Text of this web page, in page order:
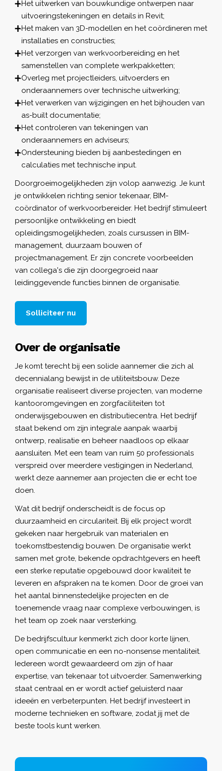
Het uitwerken van bouwkundige ontwerpen naar
uitvoeringstekeningen en details in Revit;
Het maken van 3D-modellen en het coördineren met
installaties en constructies;
Het verzorgen van werkvoorbereiding en het
samenstellen van complete werkpakketten;
Overleg met projectleiders, uitvoerders en
onderaannemers over technische uitwerking;
Het verwerken van wijzigingen en het bijhouden van
as-built documentatie;
Het controleren van tekeningen van
onderaannemers en adviseurs;
Ondersteuning bieden bij aanbestedingen en
calculaties met technische input.
Doorgroeimogelijkheden zijn volop aanwezig. Je kunt
je ontwikkelen richting senior tekenaar, BIM-
coördinator of werkvoorbereider. Het bedrijf stimuleert
persoonlijke ontwikkeling en biedt
opleidingsmogelijkheden, zoals cursussen in BIM-
management, duurzaam bouwen of
projectmanagement. Er zijn concrete voorbeelden
van collega's die zijn doorgegroeid naar
leidinggevende functies binnen de organisatie.
Solliciteer nu
Over de organisatie
Je komt terecht bij een solide aannemer die zich al
decennialang bewijst in de utiliteitsbouw. Deze
organisatie realiseert diverse projecten, van moderne
kantooromgevingen en zorgfaciliteiten tot
onderwijsgebouwen en distributiecentra. Het bedrijf
staat bekend om zijn integrale aanpak waarbij
ontwerp, realisatie en beheer naadloos op elkaar
aansluiten. Met een team van ruim 50 professionals
verspreid over meerdere vestigingen in Nederland,
werkt deze aannemer aan projecten die er echt toe
doen.
Wat dit bedrijf onderscheidt is de focus op
duurzaamheid en circulariteit. Bij elk project wordt
gekeken naar hergebruik van materialen en
toekomstbestendig bouwen. De organisatie werkt
samen met grote, bekende opdrachtgevers en heeft
een sterke reputatie opgebouwd door kwaliteit te
leveren en afspraken na te komen. Door de groei van
het aantal binnenstedelijke projecten en de
toenemende vraag naar complexe verbouwingen, is
het team op zoek naar versterking.
De bedrijfscultuur kenmerkt zich door korte lijnen,
open communicatie en een no-nonsense mentaliteit.
Iedereen wordt gewaardeerd om zijn of haar
expertise, van tekenaar tot uitvoerder. Samenwerking
staat centraal en er wordt actief geluisterd naar
ideeën en verbeterpunten. Het bedrijf investeert in
moderne technieken en software, zodat jij met de
beste tools kunt werken.